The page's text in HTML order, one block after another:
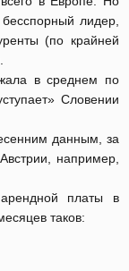
лидер,
(по крайней
в среднем по
Словении
данным, за
например,
платы в
таков: